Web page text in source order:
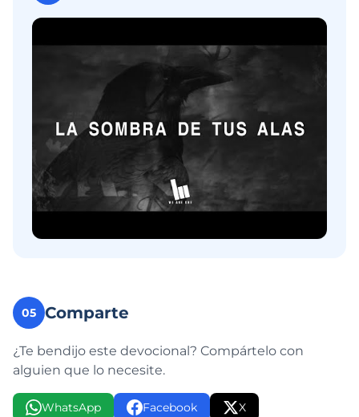
05 Comparte
¿Te bendijo este devocional? Compártelo con
alguien que lo necesite.
WhatsApp Facebook X